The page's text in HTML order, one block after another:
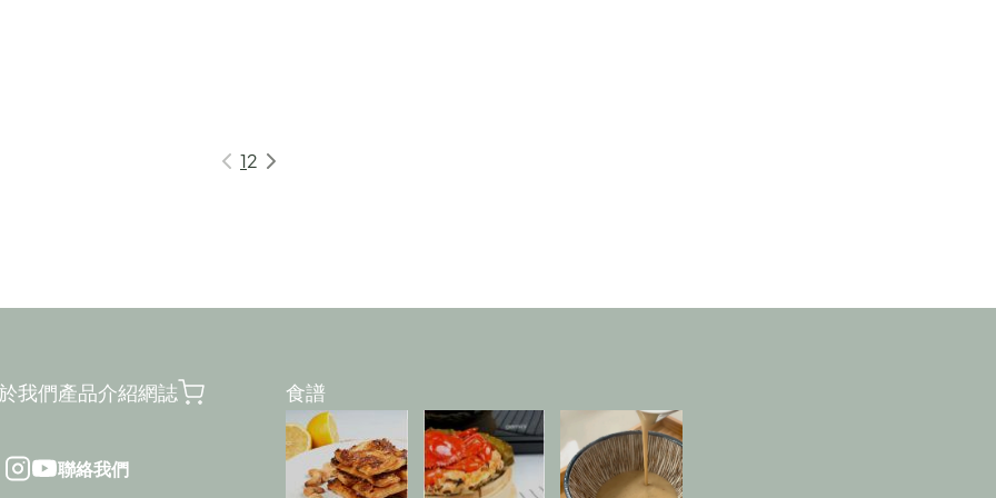
12
我們產品介紹網誌
聯絡我們
食譜